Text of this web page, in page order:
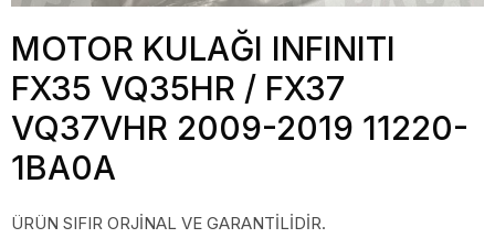
MOTOR KULAĞI INFINITI
FX35 VQ35HR / FX37
VQ37VHR 2009-2019 11220-
1BA0A
ÜRÜN SIFIR ORJİNAL VE GARANTİLİDİR.